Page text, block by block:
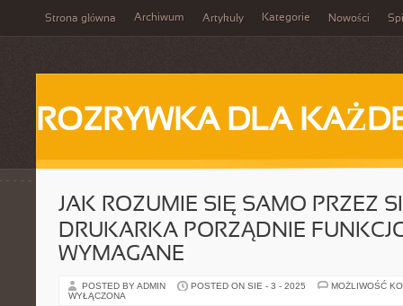
Strona główna Archiwum Artykuły Kategorie Nowości
ROZRYWKA DLA
JAK ROZUMIE SIĘ SAMO PRZEZ
DRUKARKA PORZĄDNIE
WYMAGANE
POSTED BY ADMIN POSTED ON SIE - 3 - 2025
MOŻLIWOŚĆ
WYŁĄCZONA